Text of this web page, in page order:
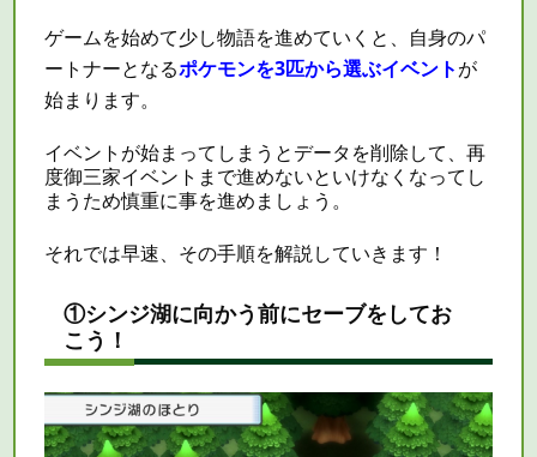
ゲームを始めて少し物語を進めていくと、自身のパ
ートナーとなるポケモンを3匹から選ぶイベントが
始まります。
イベントが始まってしまうとデータを削除して、再
度御三家イベントまで進めないといけなくなってし
まうため慎重に事を進めましょう。
それでは早速、その手順を解説していきます！
①シンジ湖に向かう前にセーブをしてお
こう！